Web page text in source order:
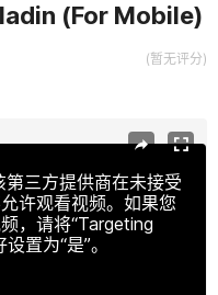
(For Mobile)
(暂无评分)
三方提供商在未接受
许观看视频。如果您
，请将“Targeting
置为“是”。